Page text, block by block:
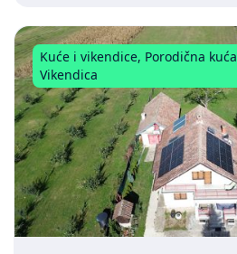
Kuće i vikendice, Porodična kuća
Vikendica